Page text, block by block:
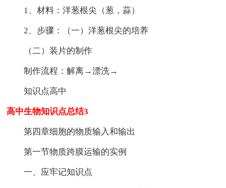
1、材料：洋葱根尖（葱，蒜）
2、步骤：（一）洋葱根尖的培养
（二）装片的制作
制作流程：解离→漂洗→
知识点高中
高中生物知识点总结3
第四章细胞的物质输入和输出
第一节物质跨膜运输的实例
一、应牢记知识点